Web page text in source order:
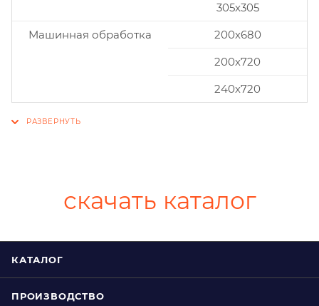
305x305
Машинная обработка
200х680
200х720
240х720
скачать каталог
КАТАЛОГ
ПРОИЗВОДСТВО